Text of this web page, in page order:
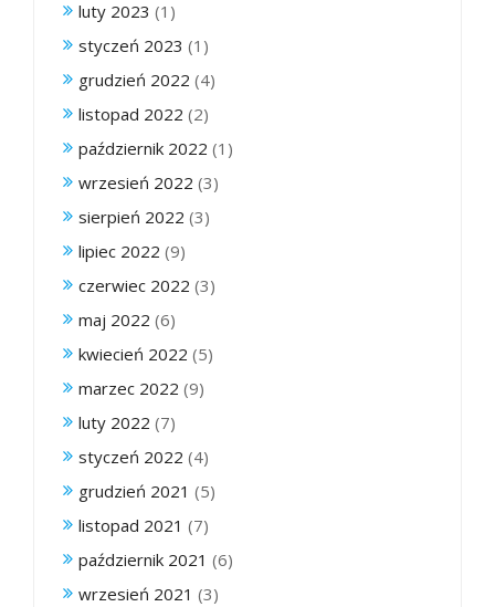
luty 2023 (1)
styczeń 2023 (1)
grudzień 2022 (4)
listopad 2022 (2)
październik 2022 (1)
wrzesień 2022 (3)
sierpień 2022 (3)
lipiec 2022 (9)
czerwiec 2022 (3)
maj 2022 (6)
kwiecień 2022 (5)
marzec 2022 (9)
luty 2022 (7)
styczeń 2022 (4)
grudzień 2021 (5)
listopad 2021 (7)
październik 2021 (6)
wrzesień 2021 (3)